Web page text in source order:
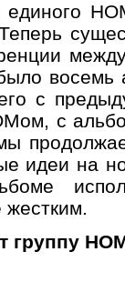
восемь
с
с
идеи на
жестким.
группу